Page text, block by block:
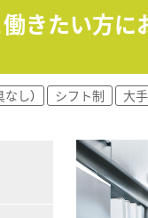
きたい方に
し） シフト制 大